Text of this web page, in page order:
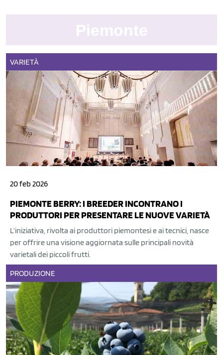
VARIETÀ
20 feb 2026
PIEMONTE BERRY: I BREEDER INCONTRANO I
PRODUTTORI PER PRESENTARE LE NUOVE VARIETÀ
L’iniziativa, rivolta ai produttori piemontesi e ai tecnici, nasce
per offrire una visione aggiornata sulle principali novità
varietali dei piccoli frutti.
PRODUZIONE